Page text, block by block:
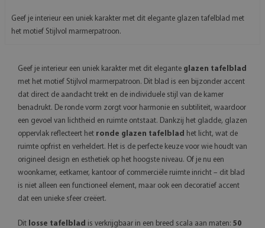
Geef je interieur een uniek karakter met dit elegante glazen tafelblad met
het motief Stijlvol marmerpatroon.
Geef je interieur een uniek karakter met dit elegante glazen tafelblad
met het motief Stijlvol marmerpatroon. Dit blad is een bijzonder accent
dat direct de aandacht trekt en de individuele stijl van de kamer
benadrukt. De ronde vorm zorgt voor harmonie en subtiliteit, waardoor
een gevoel van lichtheid en ruimte ontstaat. Dankzij het gladde, glazen
oppervlak reflecteert het ronde glazen tafelblad
het licht, wat de
ruimte opfrist en verheldert. Het is de perfecte keuze voor wie houdt van
origineel design en esthetiek op het hoogste niveau. Of je nu een
woonkamer, eetkamer, kantoor of commerciële ruimte inricht – dit blad
is niet alleen een functioneel element, maar ook een decoratief accent
dat een unieke sfeer creëert.
Dit losse tafelblad is verkrijgbaar in een breed scala aan maten: 50